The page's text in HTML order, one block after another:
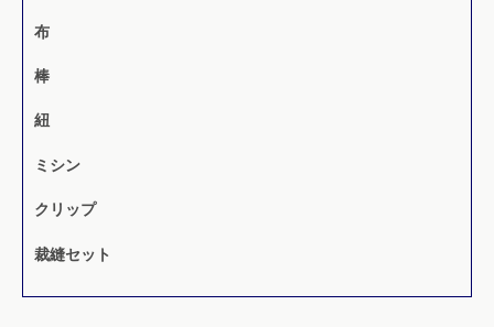
布
棒
紐
ミシン
クリップ
裁縫セット